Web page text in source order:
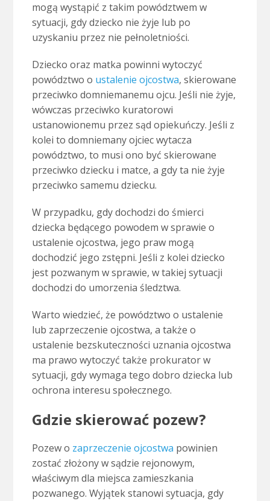
mogą wystąpić z takim powództwem w
sytuacji, gdy dziecko nie żyje lub po
uzyskaniu przez nie pełnoletniości.
Dziecko oraz matka powinni wytoczyć
powództwo o ustalenie ojcostwa, skierowane
przeciwko domniemanemu ojcu. Jeśli nie żyje,
wówczas przeciwko kuratorowi
ustanowionemu przez sąd opiekuńczy. Jeśli z
kolei to domniemany ojciec wytacza
powództwo, to musi ono być skierowane
przeciwko dziecku i matce, a gdy ta nie żyje
przeciwko samemu dziecku.
W przypadku, gdy dochodzi do śmierci
dziecka będącego powodem w sprawie o
ustalenie ojcostwa, jego praw mogą
dochodzić jego zstępni. Jeśli z kolei dziecko
jest pozwanym w sprawie, w takiej sytuacji
dochodzi do umorzenia śledztwa.
Warto wiedzieć, że powództwo o ustalenie
lub zaprzeczenie ojcostwa, a także o
ustalenie bezskuteczności uznania ojcostwa
ma prawo wytoczyć także prokurator w
sytuacji, gdy wymaga tego dobro dziecka lub
ochrona interesu społecznego.
Gdzie skierować pozew?
Pozew o zaprzeczenie ojcostwa powinien
zostać złożony w sądzie rejonowym,
właściwym dla miejsca zamieszkania
pozwanego. Wyjątek stanowi sytuacja, gdy